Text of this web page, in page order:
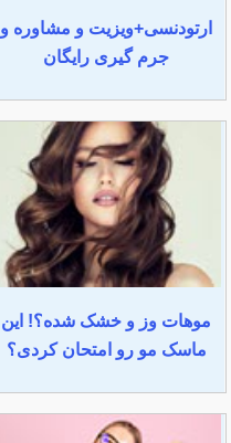
ارتودنسی+ویزیت و مشاوره و
جرم گیری رایگان
موهات وز و خشک شده؟! این
ماسک مو رو امتحان کردی؟